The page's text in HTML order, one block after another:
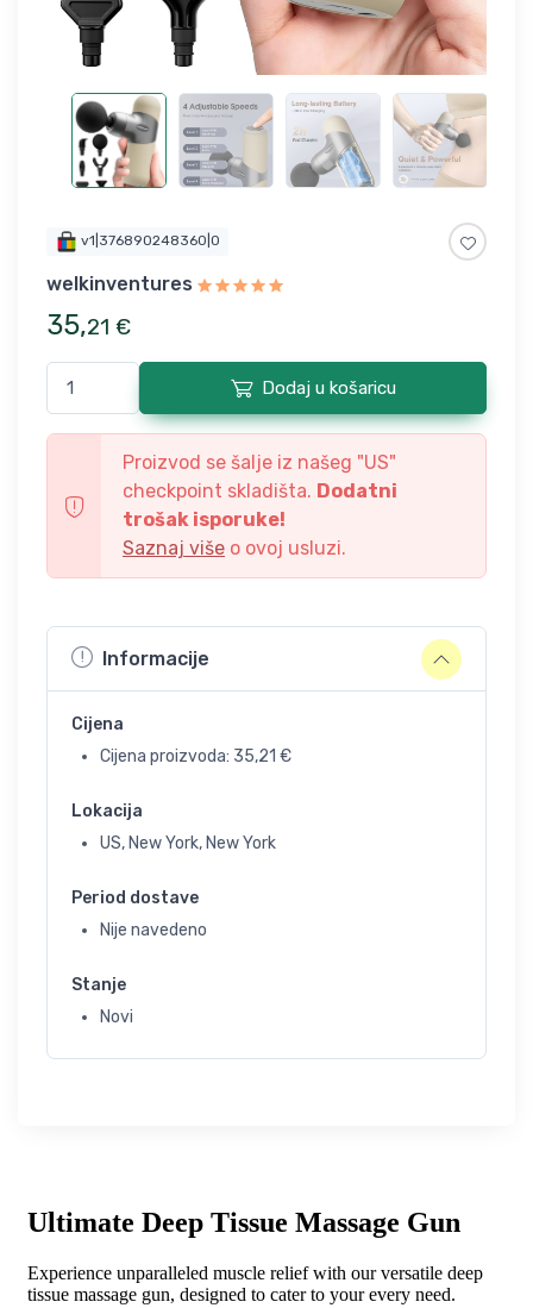
v1|376890248360|0
welkinventures
35,21 €
Dodaj u košaricu
Proizvod se šalje iz našeg "US"
checkpoint skladišta. Dodatni
trošak isporuke!
Saznaj više o ovoj usluzi.
Informacije
Cijena
Cijena proizvoda: 35,21 €
Lokacija
US, New York, New York
Period dostave
Nije navedeno
Stanje
Novi